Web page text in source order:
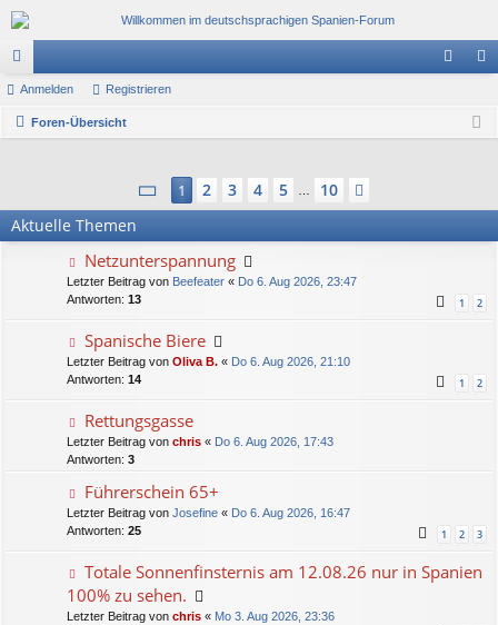
or
en ist
Anmelden Registrieren
Foren-Übersicht
Seite 1von 10
1 2 3 4 5 10
Aktuelle Themen
Netzunterspannung
Letzter Beitrag von Beefeater « Do 6. Aug 2026, 23:47
Antworten: 13 1 2
Spanische Biere
Letzter Beitrag von Oliva B. « Do 6. Aug 2026, 21:10
Antworten: 14 1 2
Rettungsgasse
Letzter Beitrag von chris « Do 6. Aug 2026, 17:43
Antworten: 3
Führerschein 65+
Letzter Beitrag von Josefine « Do 6. Aug 2026, 16:47
Antworten: 25 1 2 3
Totale Sonnenfinsternis am 12.08.26 nur in Spanien
100% zu sehen.
Letzter Beitrag von chris « Mo 3. Aug 2026, 23:36